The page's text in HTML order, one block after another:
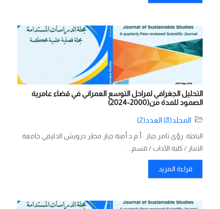
التحليل الجغرافي لمراحل التوسع العمراني في قضاء عامرية
الصمود للمدة من(2000-2024)
المجلد(8) العدد(2)
الباحثة. رؤى ثامر جبار أ.م.د أمنة جبار مطر درويش الدليمي جامعة
الانبار / كلية الآداب / قسم...
قراءة المزيد